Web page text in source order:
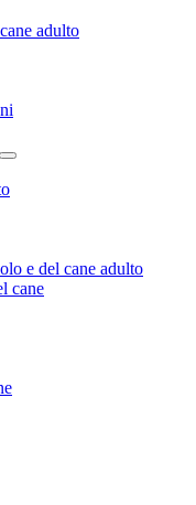
adulto
e del cane adulto
cane